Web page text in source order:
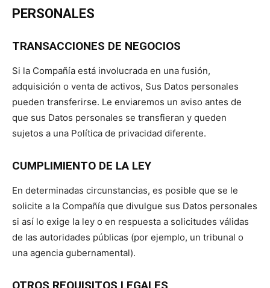
PERSONALES
TRANSACCIONES DE NEGOCIOS
Si la Compañía está involucrada en una fusión,
adquisición o venta de activos, Sus Datos personales
pueden transferirse. Le enviaremos un aviso antes de
que sus Datos personales se transfieran y queden
sujetos a una Política de privacidad diferente.
CUMPLIMIENTO DE LA LEY
En determinadas circunstancias, es posible que se le
solicite a la Compañía que divulgue sus Datos personales
si así lo exige la ley o en respuesta a solicitudes válidas
de las autoridades públicas (por ejemplo, un tribunal o
una agencia gubernamental).